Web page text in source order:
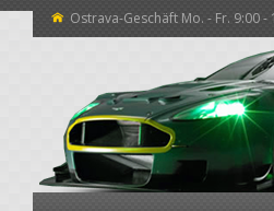
Ostrava-Geschäft Mo. - Fr. 9:00 -